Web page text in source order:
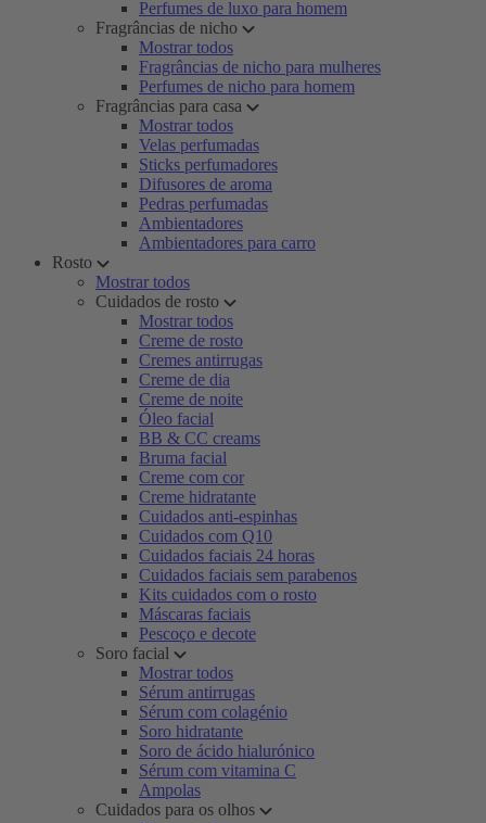
Perfumes de luxo para homem
Fragrâncias de nicho
Mostrar todos
Fragrâncias de nicho para mulheres
Perfumes de nicho para homem
Fragrâncias para casa
Mostrar todos
Velas perfumadas
Sticks perfumadores
Difusores de aroma
Pedras perfumadas
Ambientadores
Ambientadores para carro
Rosto
Mostrar todos
Cuidados de rosto
Mostrar todos
Creme de rosto
Cremes antirrugas
Creme de dia
Creme de noite
Óleo facial
BB & CC creams
Bruma facial
Creme com cor
Creme hidratante
Cuidados anti-espinhas
Cuidados com Q10
Cuidados faciais 24 horas
Cuidados faciais sem parabenos
Kits cuidados com o rosto
Máscaras faciais
Pescoço e decote
Soro facial
Mostrar todos
Sérum antirrugas
Sérum com colagénio
Soro hidratante
Soro de ácido hialurónico
Sérum com vitamina C
Ampolas
Cuidados para os olhos